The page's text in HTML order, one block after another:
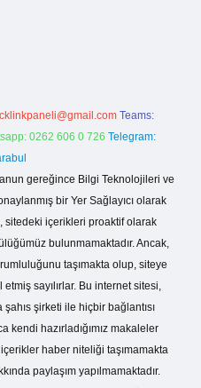
Teams:
0262 606 0 726 Telegram:
gereğince Bilgi Teknolojileri ve
bir Yer Sağlayıcı olarak
sitedeki içerikleri proaktif olarak
bulunmamaktadır. Ancak,
taşımakta olup, siteye
sayılırlar. Bu internet sitesi,
şirketi ile hiçbir bağlantısı
kendi hazırladığımız makaleler
haber niteliği taşımamakta
paylaşım yapılmamaktadır.